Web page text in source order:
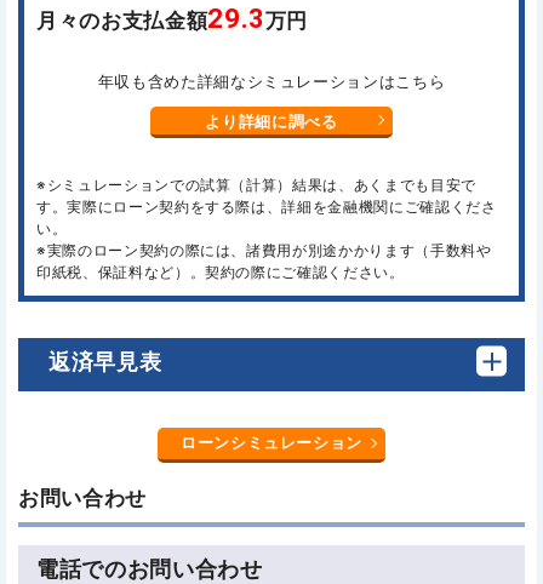
月々のお支払金額29.3万円
年収も含めた詳細なシミュレーションはこちら
より詳細に調べる
※シミュレーションでの試算（計算）結果は、あくまでも目安で
す。実際にローン契約をする際は、詳細を金融機関にご確認くださ
い。
※実際のローン契約の際には、諸費用が別途かかります（手数料や
印紙税、保証料など）。契約の際にご確認ください。
返済早見表
ローンシミュレーション
お問い合わせ
電話でのお問い合わせ